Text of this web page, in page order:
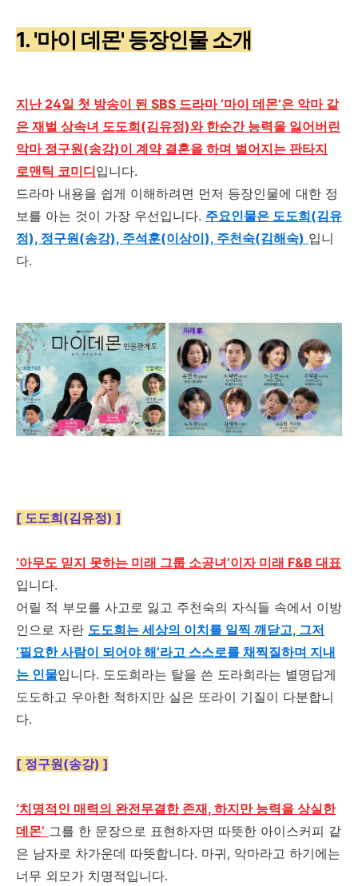
1. '마이 데몬' 등장인물 소개
지난 24일 첫 방송이 된 SBS 드라마 ‘마이 데몬’은 악마 같
은 재벌 상속녀 도도희(김유정)와 한순간 능력을 잃어버린
악마 정구원(송강)이 계약 결혼을 하며 벌어지는 판타지
로맨틱 코미디입니다.
드라마 내용을 쉽게 이해하려면 먼저 등장인물에 대한 정
보를 아는 것이 가장 우선입니다. 주요인물은 도도희(김유
정), 정구원(송강), 주석훈(이상이), 주천숙(김해숙) 입니
다.
[ 도도희(김유정) ]
‘아무도 믿지 못하는 미래 그룹 소공녀’이자 미래 F&B 대표
입니다.
어릴 적 부모를 사고로 잃고 주천숙의 자식들 속에서 이방
인으로 자란 도도희는 세상의 이치를 일찍 깨닫고, 그저
‘필요한 사람이 되어야 해’라고 스스로를 채찍질하며 지내
는 인물입니다. 도도희라는 탈을 쓴 도라희라는 별명답게
도도하고 우아한 척하지만 실은 또라이 기질이 다분합니
다.
[ 정구원(송강) ]
‘치명적인 매력의 완전무결한 존재, 하지만 능력을 상실한
데몬’ 그를 한 문장으로 표현하자면 따뜻한 아이스커피 같
은 남자로 차가운데 따뜻합니다. 마귀, 악마라고 하기에는
너무 외모가 치명적입니다.